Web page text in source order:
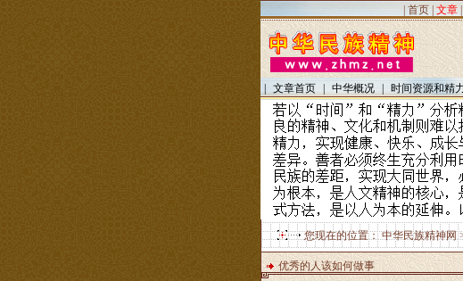
首页 文章
文章首页 中华概况 时间资源和精
您现在的位置：中华民族精神网
优秀的人该如何做事